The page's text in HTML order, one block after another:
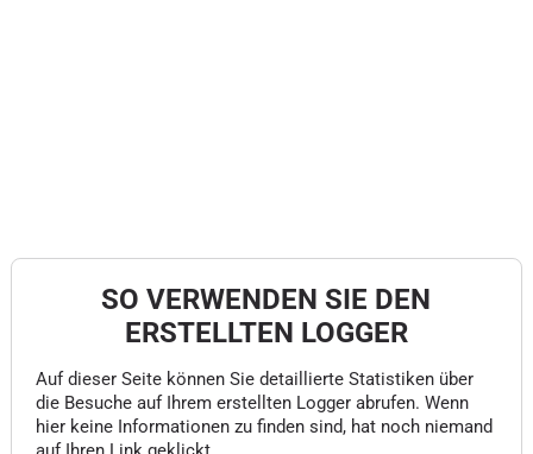
SO VERWENDEN SIE DEN
ERSTELLTEN LOGGER
Auf dieser Seite können Sie detaillierte Statistiken über
die Besuche auf Ihrem erstellten Logger abrufen. Wenn
hier keine Informationen zu finden sind, hat noch niemand